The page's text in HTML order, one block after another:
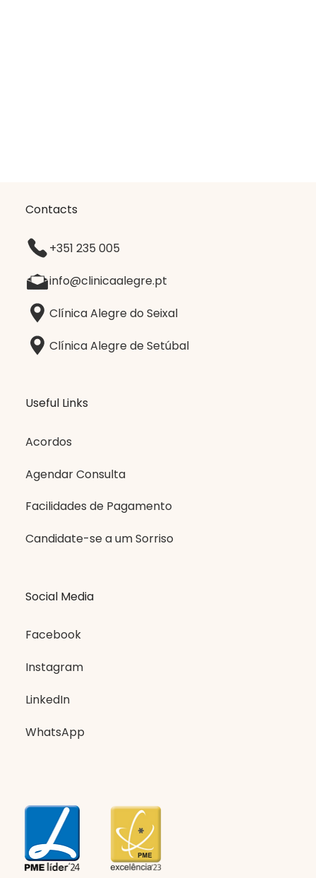
Contacts
+351 235 005
info@clinicaalegre.pt
Clínica Alegre do Seixal
Clínica Alegre de Setúbal
Useful Links
Acordos
Agendar Consulta
Facilidades de Pagamento
Candidate-se a um Sorriso
Social Media
Facebook
Instagram
LinkedIn
WhatsApp